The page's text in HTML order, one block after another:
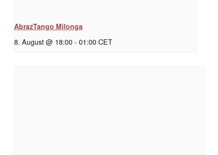
AbrazTango Milonga
8. August @ 18:00- 01:00CET